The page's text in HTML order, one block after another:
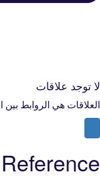
لا توجد علاقات
العلاقات هي الروابط بين